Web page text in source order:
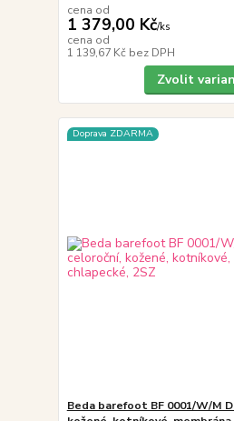
cena od
1 379,00 Kč/ks
cena od
1 139,67 Kč bez DPH
Zvolit
Doprava ZDARMA
Beda barefoot BF 0001/W/M